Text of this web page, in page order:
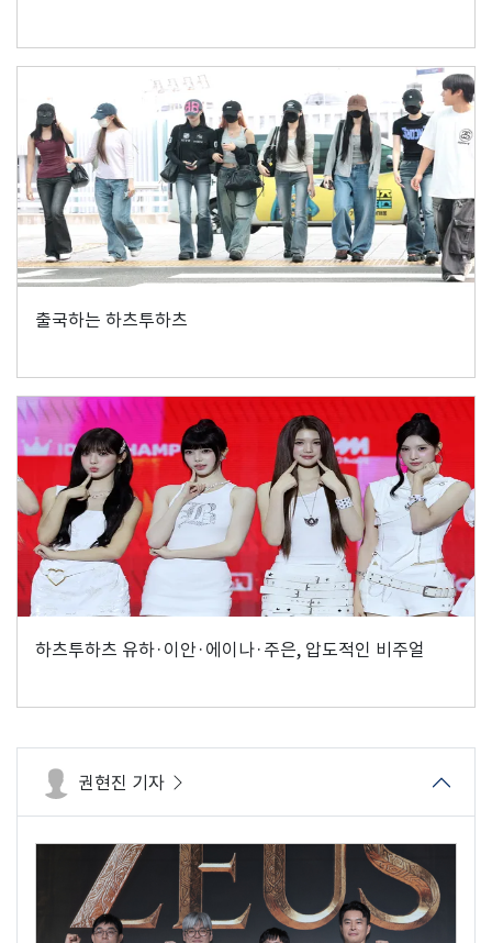
출국하는 하츠투하츠
하츠투하츠 유하·이안·에이나·주은, 압도적인 비주얼
권현진 기자